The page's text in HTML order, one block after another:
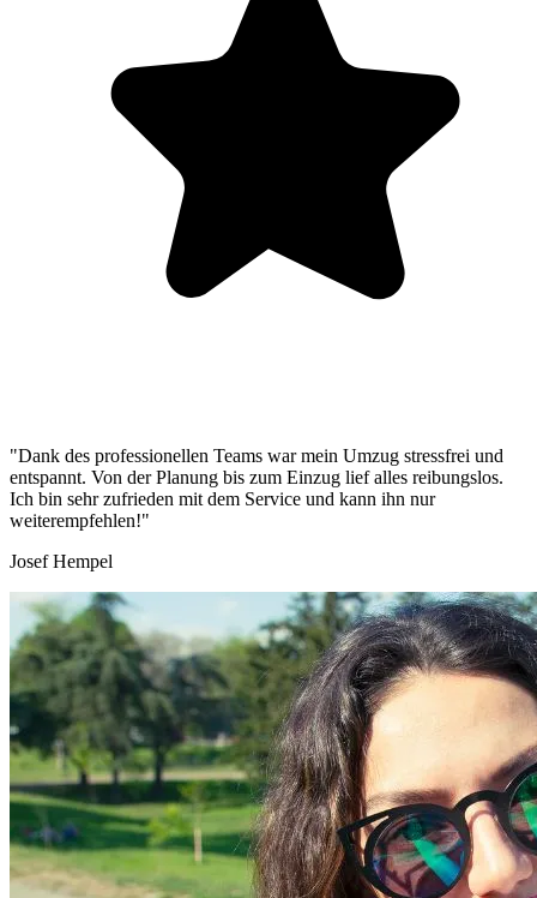
"Dank des professionellen Teams war mein Umzug stressfrei und
entspannt. Von der Planung bis zum Einzug lief alles reibungslos.
Ich bin sehr zufrieden mit dem Service und kann ihn nur
weiterempfehlen!"
Josef Hempel